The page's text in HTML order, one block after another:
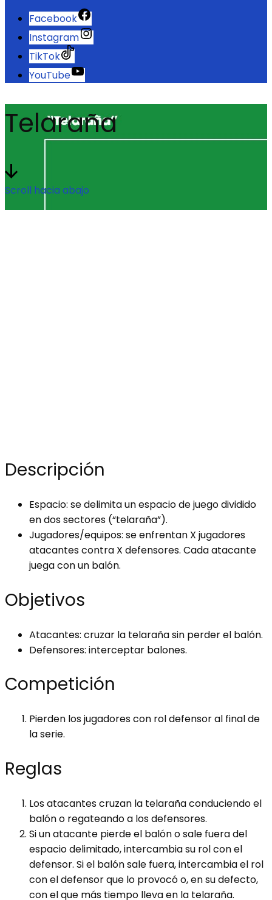
Facebook
Instagram
TikTok
YouTube
Telaraña
Scroll hacia abajo
Descripción
Espacio: se delimita un espacio de juego dividido
en dos sectores (“telaraña”).
Jugadores/equipos: se enfrentan X jugadores
atacantes contra X defensores. Cada atacante
juega con un balón.
Objetivos
Atacantes: cruzar la telaraña sin perder el balón.
Defensores: interceptar balones.
Competición
Pierden los jugadores con rol defensor al final de
la serie.
Reglas
Los atacantes cruzan la telaraña conduciendo el
balón o regateando a los defensores.
Si un atacante pierde el balón o sale fuera del
espacio delimitado, intercambia su rol con el
defensor. Si el balón sale fuera, intercambia el rol
con el defensor que lo provocó o, en su defecto,
con el que más tiempo lleva en la telaraña.